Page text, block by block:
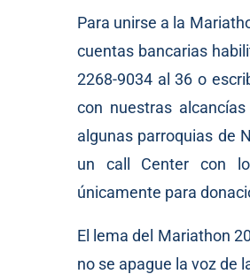
Para unirse a la
cuentas bancarias
2268-9034 al 36 o
con nuestras
algunas parroquias de
un call Center con
únicamente para
El lema del Mariathon
no se apague la voz de